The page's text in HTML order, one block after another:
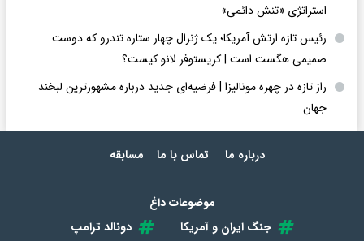
استراتژی «تنش دائمی»
رئیس تازه ارتش آمریکا؛ یک ژنرال چهار ستاره تندرو که دوست
صمیمی هگست است | کریستوفر لانو کیست؟
راز تازه در چهره مونالیزا | فرضیه‌ای جدید درباره مشهورترین لبخند
جهان
درباره ما تماس با ما مسابقه
موضوعات داغ
جنگ ایران و آمریکا
دونالد ترامپ